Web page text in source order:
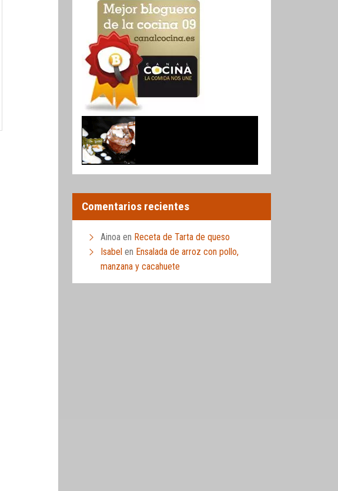
Comentarios recientes
Ainoa en Receta de Tarta de queso
Isabel en Ensalada de arroz con pollo,
manzana y cacahuete